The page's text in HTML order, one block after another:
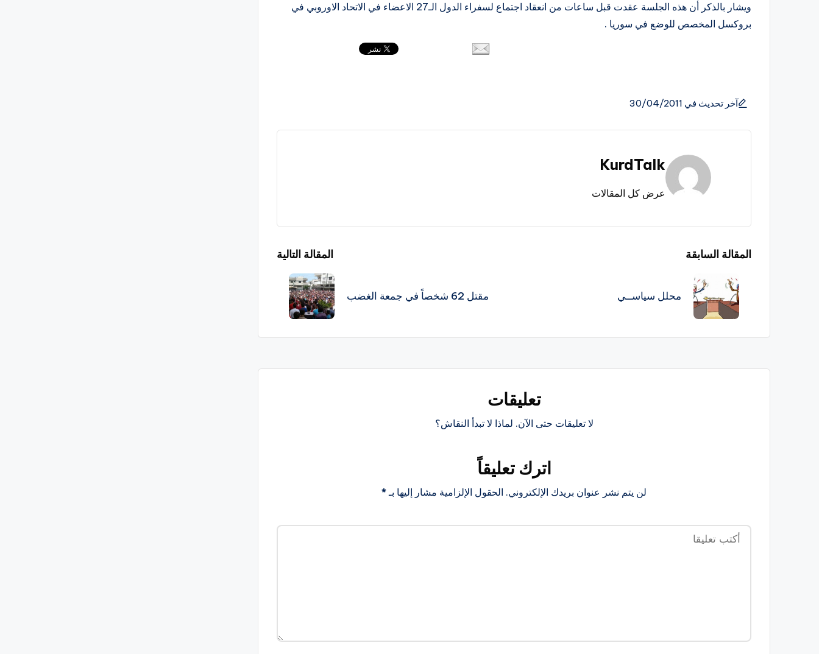
ويشار بالذكر أن هذه الجلسة عقدت قبل ساعات من انعقاد اجتماع لسفراء الدول الـ27 الاعضاء في الاتحاد الاوروبي في
بروكسل المخصص للوضع في سوريا .
آخر تحديث في 30/04/2011
KurdTalk
عرض كل المقالات
تصفّح
المقالات
المقالة السابقة
محلل سياســي
المقالة التالية
مقتل 62 شخصاً في جمعة الغضب
تعليقات
لا تعليقات حتى الآن. لماذا لا تبدأ النقاش؟
اترك تعليقاً
لن يتم نشر عنوان بريدك الإلكتروني. الحقول الإلزامية مشار إليها بـ*